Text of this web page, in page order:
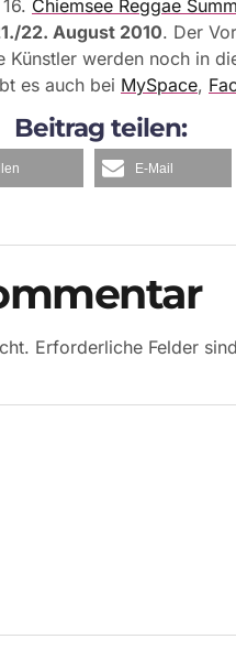
Chiemsee Reggae
22. August 2010. Der
Künstler werden noch in
es auch bei MySpace,
Beitrag teilen:
E-Mail
Erforderliche Felder